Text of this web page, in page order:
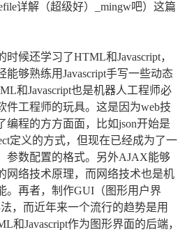
详解（超级好）_mingw吧）这篇
候还学习了HTML和Javascript，
能够熟练用Javascript手写一些动态
和Javascript也是机器人工程师必
件工程师的玩具。这是因为web技
编程的方方面面，比如json开始是
定义的方式，但现在已经成为了一
参数配置的格式。另外AJAX能够
网络技术原理，而网络技术也是机
。再者，制作GUI（图形用户界
，而近年来一个流行的趋势是用
和Javascript作为图形界面的后端，